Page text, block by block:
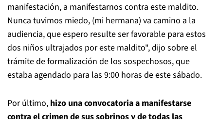
manifestación, a manifestarnos contra este maldito.
Nunca tuvimos miedo, (mi hermana) va camino a la
audiencia, que espero resulte ser favorable para estos
dos niños ultrajados por este maldito", dijo sobre el
trámite de formalización de los sospechosos, que
estaba agendado para las 9:00 horas de este sábado.
Por último, hizo una convocatoria a manifestarse